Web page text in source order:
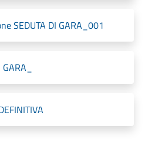
SEDUTA DI GARA_001